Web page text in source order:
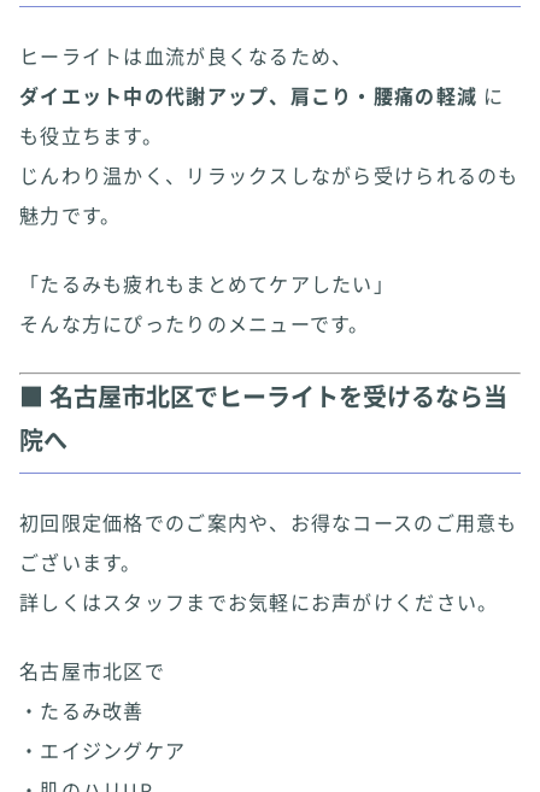
ヒーライトは血流が良くなるため、
ダイエット中の代謝アップ、肩こり・腰痛の軽減 に
も役立ちます。
じんわり温かく、リラックスしながら受けられるのも
魅力です。
「たるみも疲れもまとめてケアしたい」
そんな方にぴったりのメニューです。
■ 名古屋市北区でヒーライトを受けるなら当
院へ
初回限定価格でのご案内や、お得なコースのご用意も
ございます。
詳しくはスタッフまでお気軽にお声がけください。
名古屋市北区で
・たるみ改善
・エイジングケア